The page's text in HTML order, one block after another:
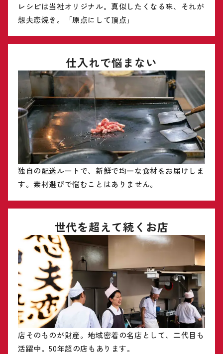
レシピは当社オリジナル。真似したくなる味、それが
想夫恋焼き。「原点にして頂点」
仕入れで悩まない
独自の配送ルートで、新鮮で均一な食材をお届けしま
す。素材選びで悩むことはありません。
世代を超えて続くお店
店そのものが財産。地域密着の名店として、二代目も
活躍中。50年超の店もあります。